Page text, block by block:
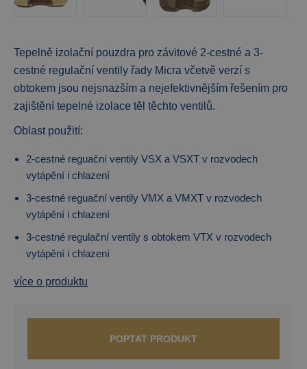
Tepelně izolační pouzdra pro závitové 2-cestné a 3-
cestné regulační ventily řady Micra včetvě verzí s
obtokem jsou nejsnazším a nejefektivnějším řešením pro
zajištění tepelné izolace těl těchto ventilů.
Oblast použití:
2-cestné reguační ventily VSX a VSXT v rozvodech
vytápění i chlazení
3-cestné reguační ventily VMX a VMXT v rozvodech
vytápění i chlazení
3-cestné regulační ventily s obtokem VTX v rozvodech
vytápění i chlazení
více o produktu
POPTAT PRODUKT